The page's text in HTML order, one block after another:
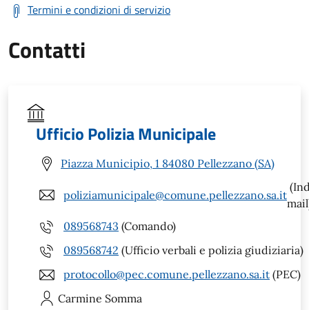
Termini e condizioni di servizio
Contatti
Ufficio Polizia Municipale
Piazza Municipio, 1 84080 Pellezzano (SA)
poliziamunicipale@comune.pellezzano.sa.it
089568743 (Comando)
089568742 (Ufficio verbali e polizia giudiziaria)
protocollo@pec.comune.pellezzano.sa.it (PEC)
Carmine Somma